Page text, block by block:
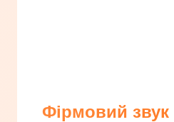
Фірмовий звук